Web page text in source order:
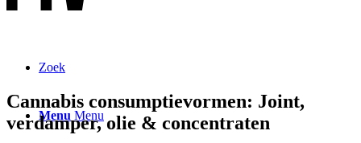
Zoek
Menu Menu
Cannabis consumptievormen: Joint,
verdamper, olie & concentraten